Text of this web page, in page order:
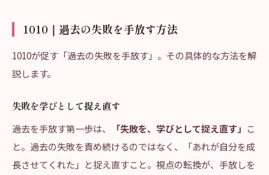
1010｜過去の失敗を手放す方法
1010が促す「過去の失敗を手放す」。その具体的な方法を解
説します。
失敗を学びとして捉え直す
過去を手放す第一歩は、
「失敗を、学びとして捉え直す」 こ
と。過去の失敗を責め続けるのではなく、「あれが自分を成
長させてくれた」と捉え直すこと。視点の転換が、手放しを